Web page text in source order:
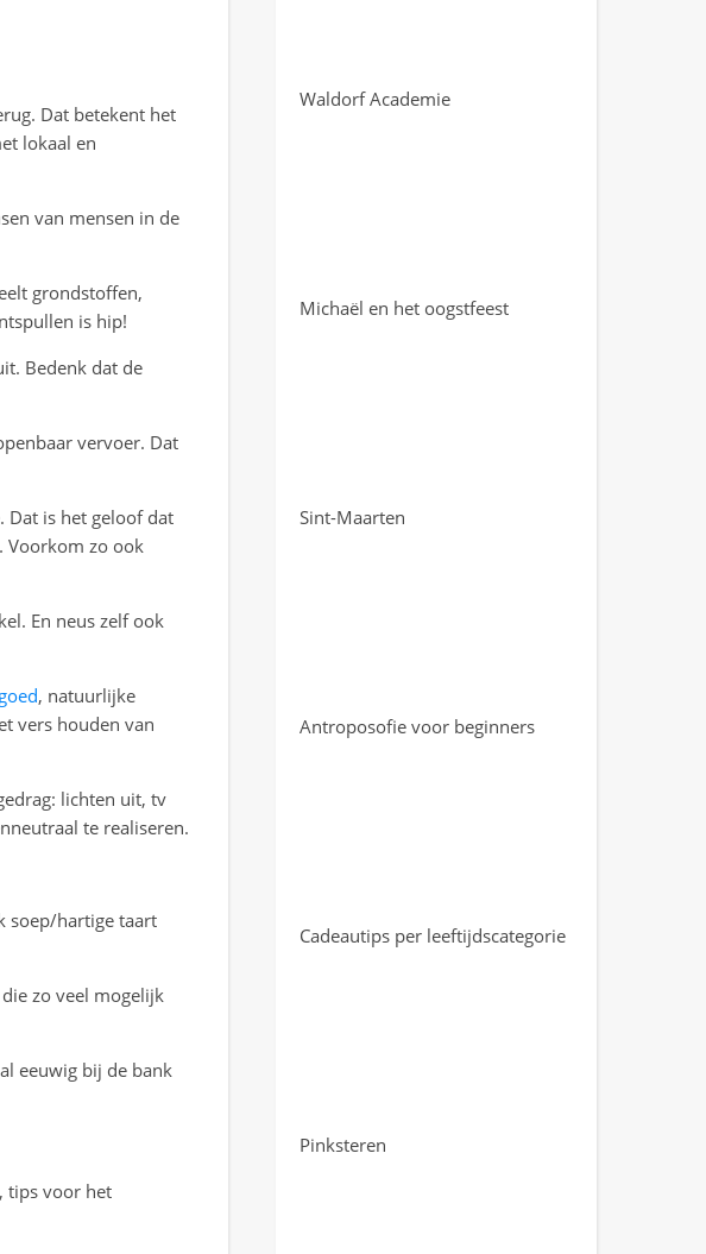
Dat betekent het
lokaal en
van mensen in de
grondstoffen,
is hip!
Bedenk dat de
vervoer. Dat
Dat is het geloof dat
Voorkom zo ook
En neus zelf ook
, natuurlijke
vers houden van
lichten uit, tv
te realiseren.
soep/hartige taart
zo veel mogelijk
eeuwig bij de bank
tips voor het
Waldorf Academie
Michaël en het oogstfeest
Sint-Maarten
Antroposofie voor beginners
Cadeautips per leeftijdscategorie
Pinksteren